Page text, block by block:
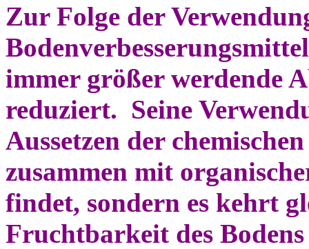
Zur Folge der
immer größer werdende
reduziert. Seine
Aussetzen der
zusammen mit
findet, sondern es kehrt
Fruchtbarkeit des